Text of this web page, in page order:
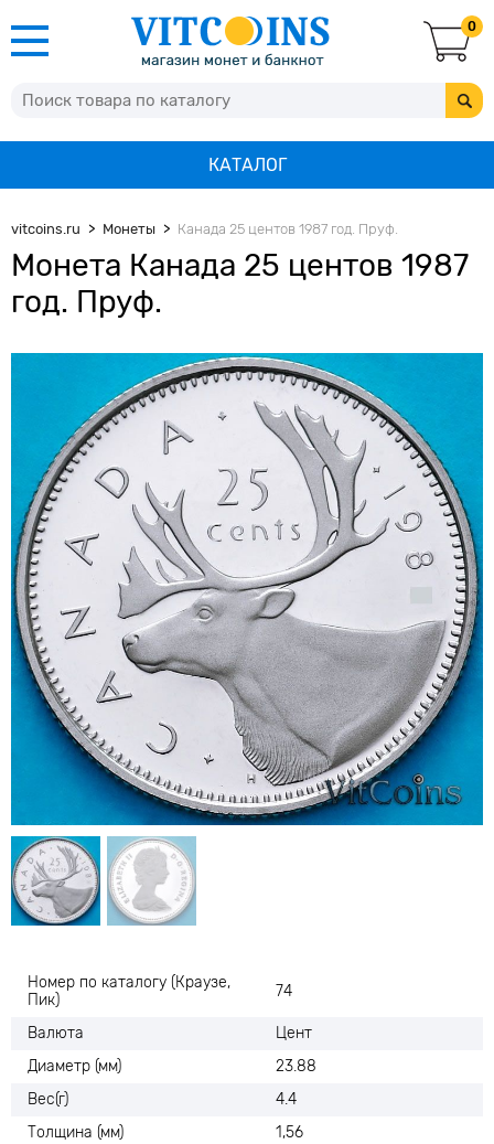
0
КАТАЛОГ
vitcoins.ru Монеты Канада 25 центов 1987 год. Пруф.
Монета Канада 25 центов 1987
год. Пруф.
Номер по каталогу (Краузе,
Пик)
74
Валюта
Цент
Диаметр (мм)
23.88
Вес(г)
4.4
Толщина (мм)
1,56